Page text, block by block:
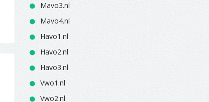
Mavo3.nl
Mavo4.nl
Havo1.nl
Havo2.nl
Havo3.nl
Vwo1.nl
Vwo2.nl